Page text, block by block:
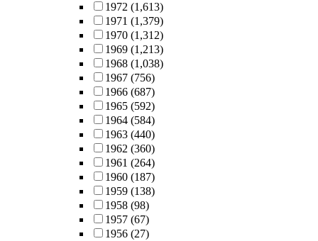
1972 (1,613)
1971 (1,379)
1970 (1,312)
1969 (1,213)
1968 (1,038)
1967 (756)
1966 (687)
1965 (592)
1964 (584)
1963 (440)
1962 (360)
1961 (264)
1960 (187)
1959 (138)
1958 (98)
1957 (67)
1956 (27)